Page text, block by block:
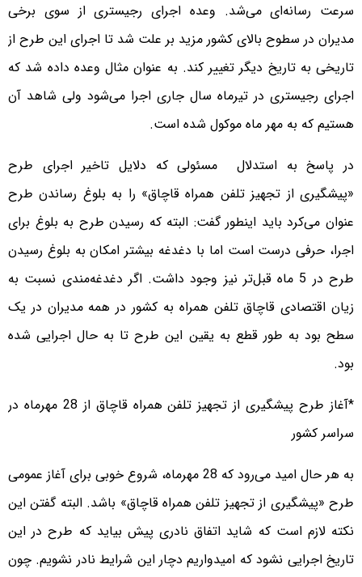
سرعت رسانه‌ای می‌شد‌‌. وعده اجرای رجیستری از سوی برخی
مدیران در سطوح بالای کشور مزید بر علت شد تا اجرای این طرح از
تاریخی به تاریخ دیگر تغییر کند. به عنوان مثال وعده داده شد که
اجرای رجیستری در تیرماه سال جاری اجرا می‌شود ولی شاهد آن
هستیم که به مهر ماه موکول شده است.
در پاسخ به استدلال مسئولی که دلایل تاخیر اجرای طرح
«پیشگیری از تجهیز تلفن همراه قاچاق» را به بلوغ رساندن طرح
عنوان می‌کرد باید اینطور گفت: البته که رسیدن طرح به بلوغ برای
اجرا، حرفی درست است اما با دغدغه بیشتر امکان به بلوغ رسیدن
طرح در 5 ماه قبل‌تر نیز‌ وجود داشت. اگر دغدغه‌مندی نسبت به
زیان اقتصادی قاچاق تلفن همراه به کشور در همه مدیران در یک
سطح بود به طور قطع به یقین این طرح تا به حال اجرایی شده
بود.
*آغاز طرح پیشگیری از تجهیز تلفن همراه قاچاق از 28 مهرماه در
سراسر کشور
به هر حال امید می‌رود که 28 مهرماه، شروع خوبی برای آغاز عمومی
طرح «پیشگیری از تجهیز تلفن همراه قاچاق» باشد. البته گفتن این
نکته لازم است که شاید اتفاق نادری پیش بیاید که طرح در این
تاریخ اجرایی نشود که امیدواریم دچار این شرایط نادر نشویم. چون